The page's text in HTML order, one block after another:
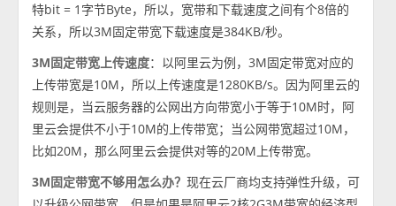
特bit = 1字节Byte，所以，宽带和下载速度之间有个8倍的
关系，所以3M固定带宽下载速度是384KB/秒。
3M固定带宽上传速度：以阿里云为例，3M固定带宽对应的
上传带宽是10M，所以上传速度是1280KB/s。因为阿里云的
规则是，当云服务器的公网出方向带宽小于等于10M时，阿
里云会提供不小于10M的上传带宽；当公网带宽超过10M，
比如20M，那么阿里云会提供对等的20M上传带宽。
3M固定带宽不够用怎么办？现在云厂商均支持弹性升级，可